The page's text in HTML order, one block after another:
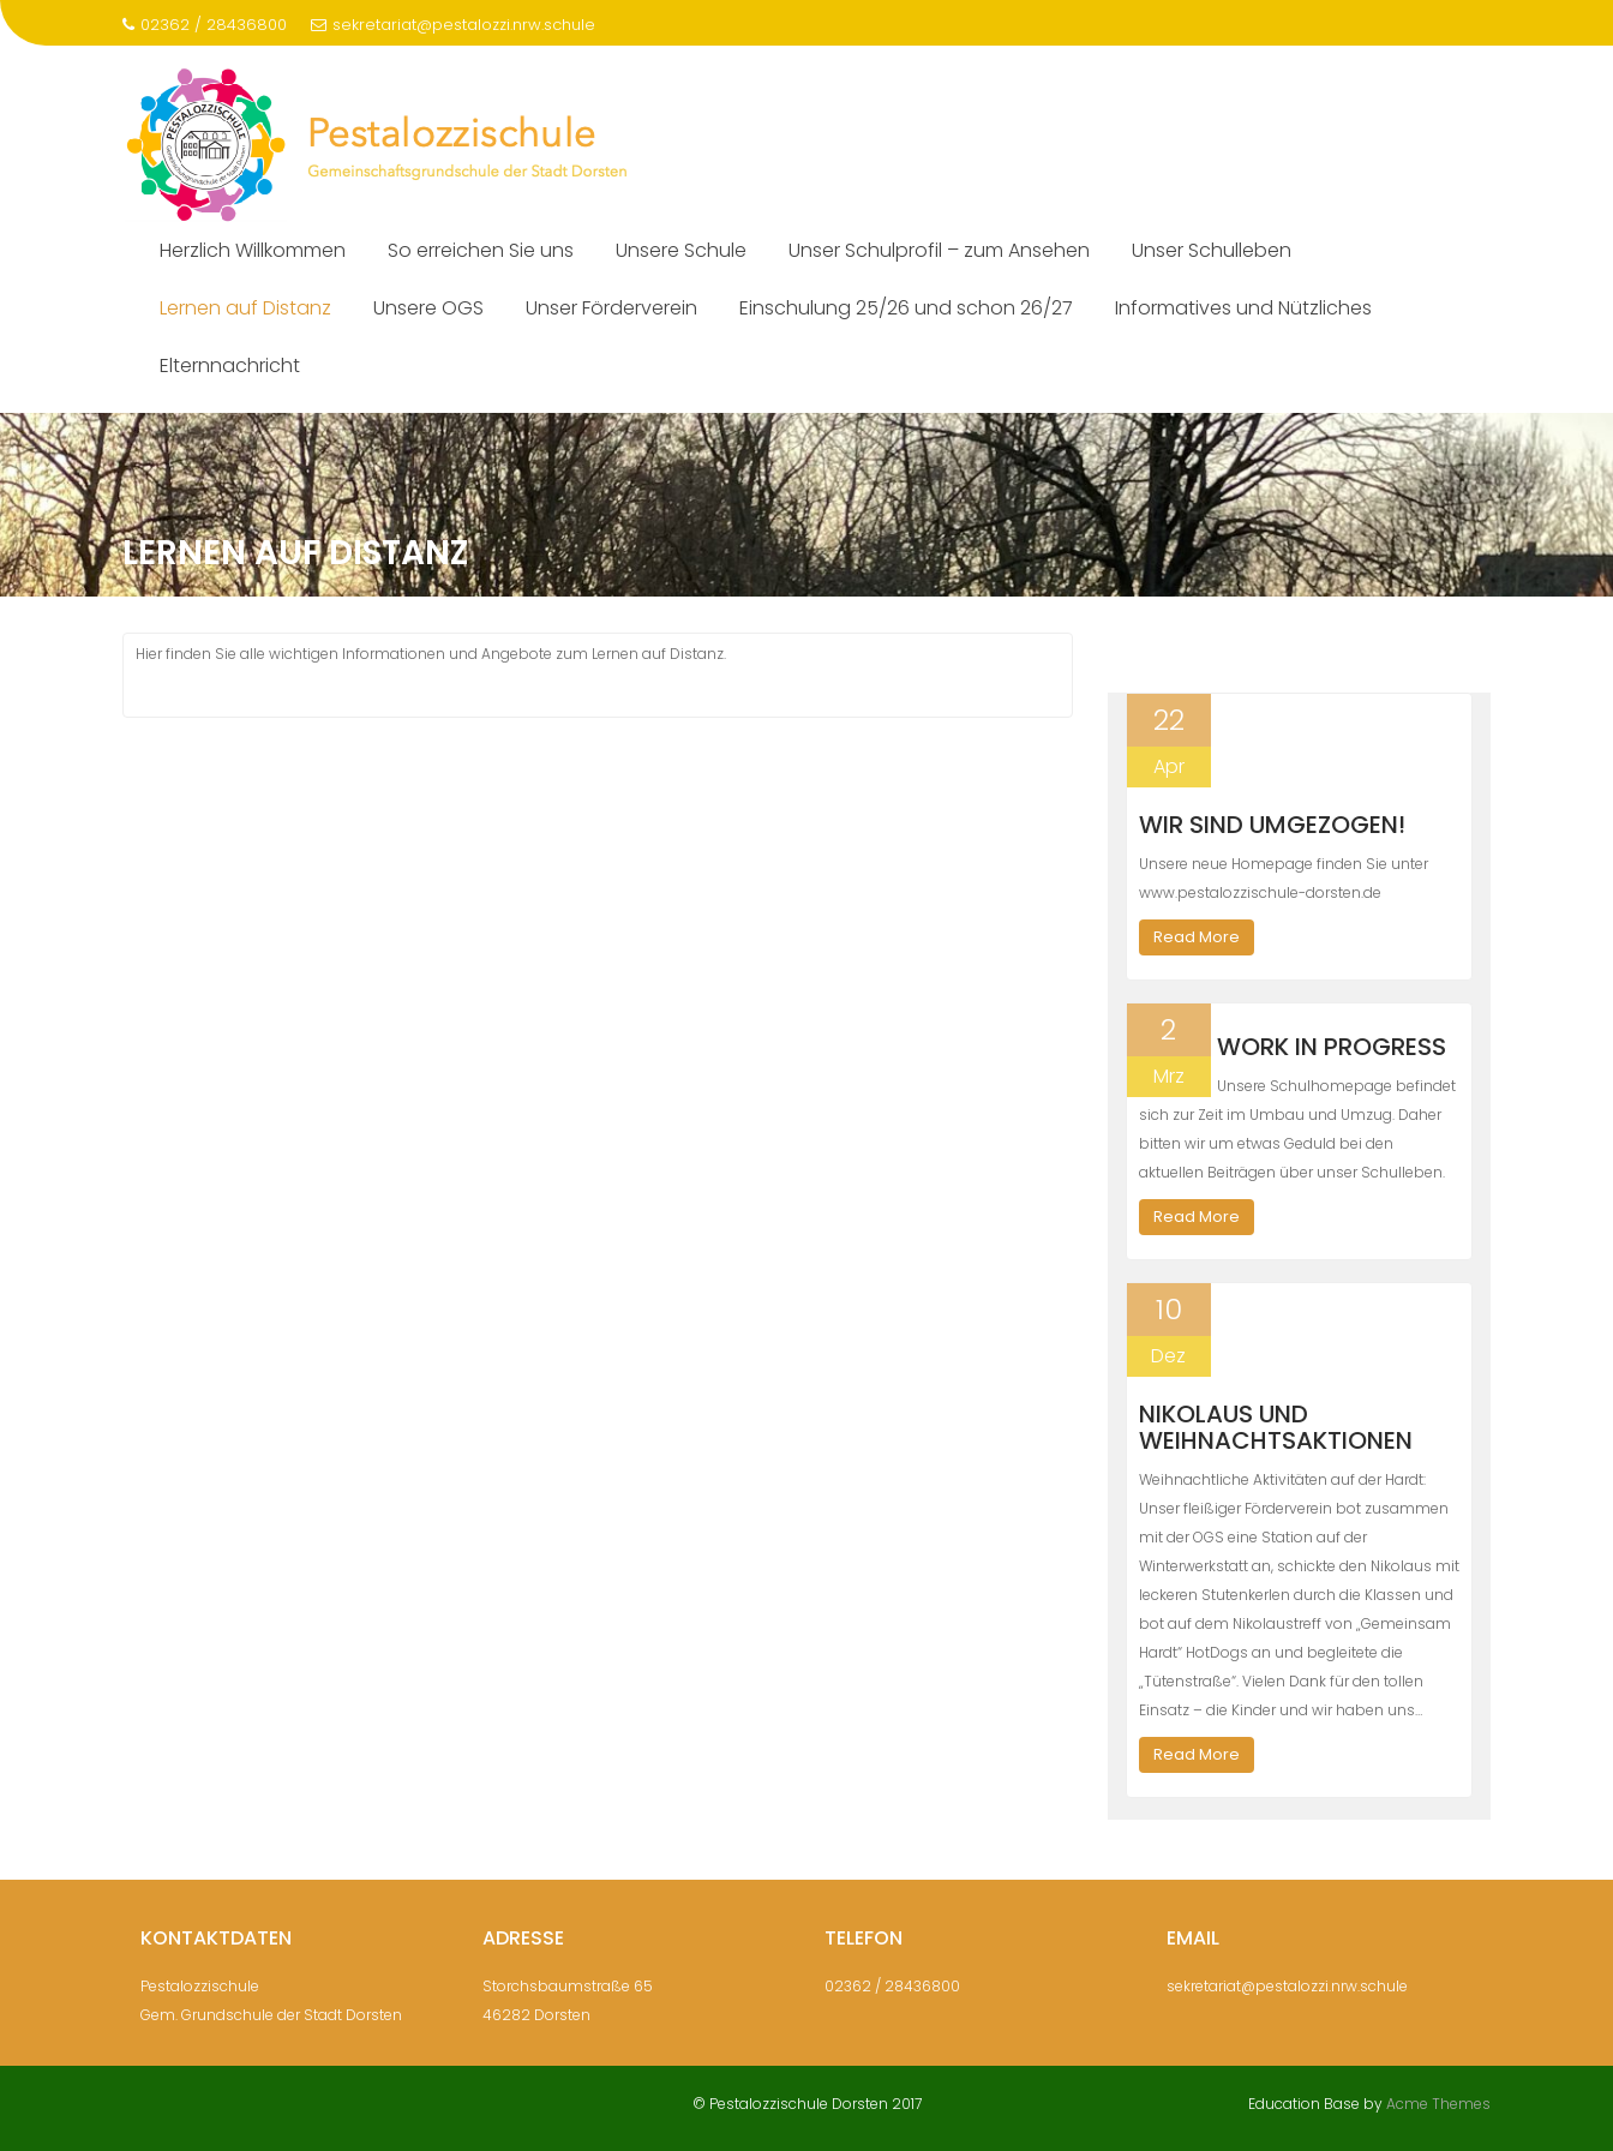
Skip
02362 / 28436800 sekretariat@pestalozzi.nrw.schule
Herzlich Willkommen So erreichen Sie uns Unsere Schule Unser Schulprofil – zum Ansehen Unser Schulleben
Lernen auf Distanz Unsere OGS Unser Förderverein Einschulung 25/26 und schon 26/27 Informatives und Nützliches
Elternnachricht
LERNEN AUF DISTANZ
Hier finden Sie alle wichtigen Informationen und Angebote zum Lernen auf Distanz.
22
Apr
WIR SIND UMGEZOGEN!
Unsere neue Homepage finden Sie unter
www.pestalozzischule-dorsten.de
Read More
2
Mrz
WORK IN PROGRESS
Unsere Schulhomepage befindet
sich zur Zeit im Umbau und Umzug. Daher
bitten wir um etwas Geduld bei den
aktuellen Beiträgen über unser Schulleben.
Read More
10
Dez
NIKOLAUS UND
WEIHNACHTSAKTIONEN
Weihnachtliche Aktivitäten auf der Hardt:
Unser fleißiger Förderverein bot zusammen
mit der OGS eine Station auf der
Winterwerkstatt an, schickte den Nikolaus mit
leckeren Stutenkerlen durch die Klassen und
bot auf dem Nikolaustreff von „Gemeinsam
Hardt“ HotDogs an und begleitete die
„Tütenstraße“. Vielen Dank für den tollen
Einsatz – die Kinder und wir haben uns…
Read More
KONTAKTDATEN
Pestalozzischule
Gem. Grundschule der Stadt Dorsten
ADRESSE
Storchsbaumstraße 65
46282 Dorsten
TELEFON
02362 / 28436800
EMAIL
sekretariat@pestalozzi.nrw.schule
© Pestalozzischule Dorsten 2017 Education Base byAcme Themes